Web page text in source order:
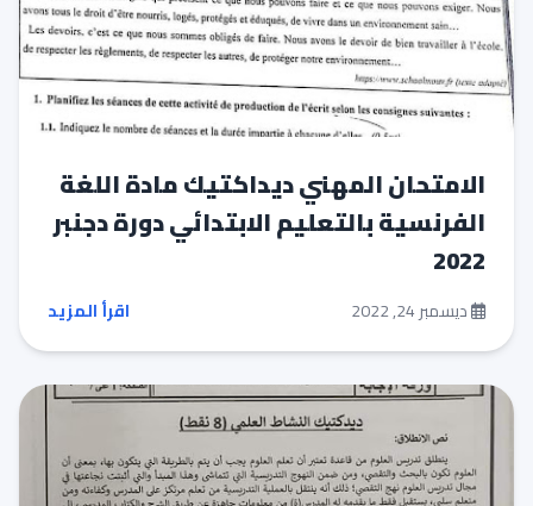
الامتحان المهني ديداكتيك مادة اللغة
الفرنسية بالتعليم الابتدائي دورة دجنبر
2022
ديسمبر 24, 2022 اقرأ المزيد